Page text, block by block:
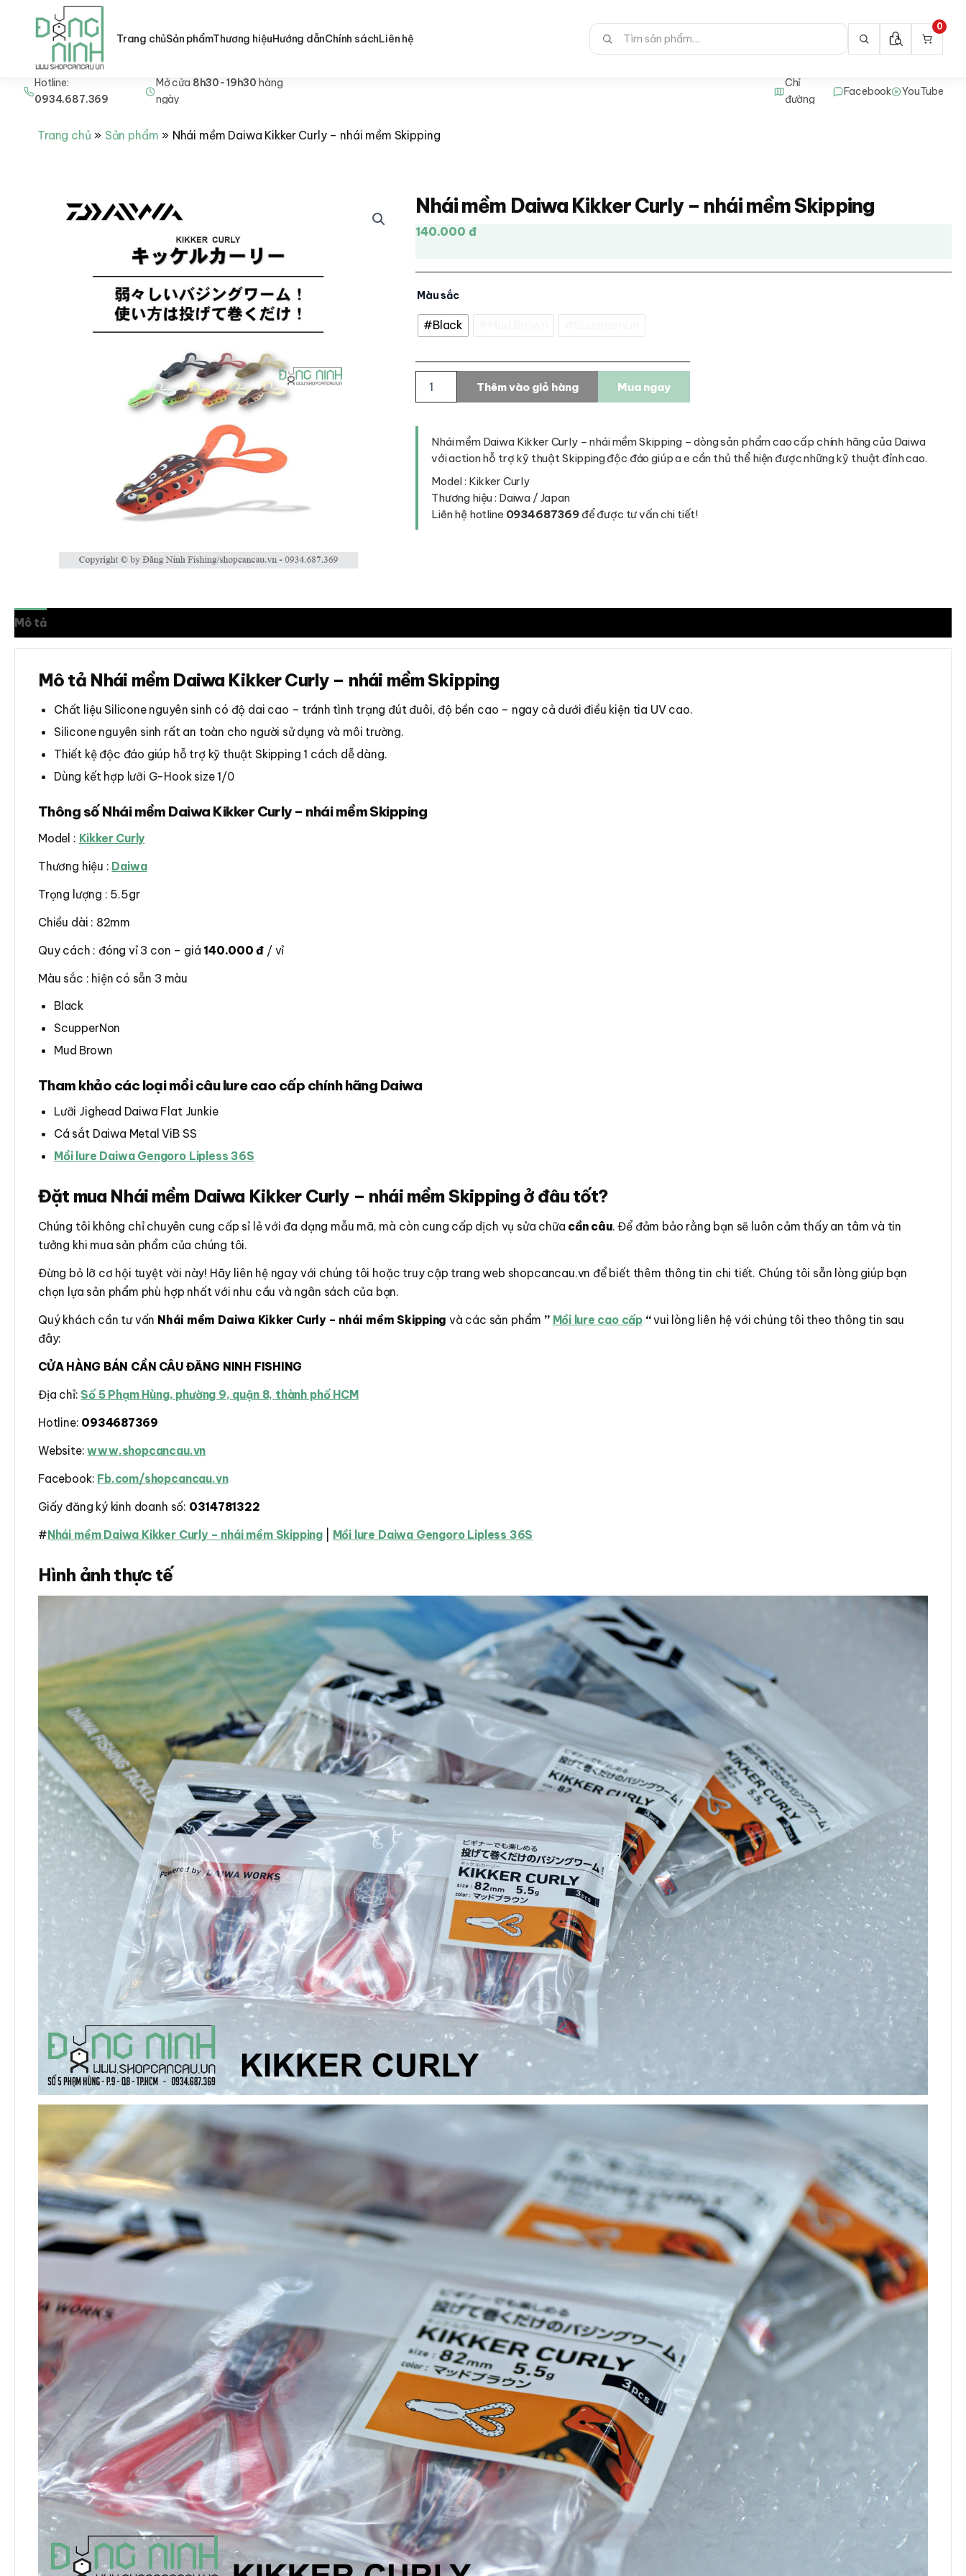
Nhảy Hotline:
0934.687.369
Mở cửa8h30-19h30hàng
ngày
Chỉ
đường
Facebook YouTube
Trang chủSản phẩmThương hiệuHướng dẫnChính sáchLiên hệ
Tìm
kiếm:
0
Trang chủ Sản phẩm Nhái mềm Daiwa Kikker Curly – nhái mềm Skipping
Nhái mềm Daiwa Kikker Curly – nhái mềm Skipping
140.000 đ
Màu sắc
#Black
mềm
Daiwa
Curly
nhái
mềm
Skipping
lượng
Thêm vào giỏ hàng Mua ngay
Nhái mềm Daiwa Kikker Curly – nhái mềm Skipping – dòng sản phẩm cao cấp chính hãng của Daiwa
với action hỗ trợ kỹ thuật Skipping độc đáo giúp a e cần thủ thể hiện được những kỹ thuật đỉnh cao.
Model : Kikker Curly
Thương hiệu : Daiwa / Japan
Liên hệ hotline 0934687369để được tư vấn chi tiết!
Mô tả
Mô tả Nhái mềm Daiwa Kikker Curly – nhái mềm Skipping
Chất liệu Silicone nguyên sinh có độ dai cao – tránh tình trạng đút đuôi, độ bền cao – ngay cả dưới điều kiện tia UV cao.
Silicone nguyên sinh rất an toàn cho người sử dụng và môi trường.
Thiết kệ độc đáo giúp hỗ trợ kỹ thuật Skipping 1 cách dễ dàng.
Dùng kết hợp lưỡi G-Hook size 1/0
Thông số Nhái mềm Daiwa Kikker Curly – nhái mềm Skipping
Model : Kikker Curly
Thương hiệu : Daiwa
Trọng lượng : 5.5gr
Chiều dài : 82mm
Quy cách : đóng vỉ 3 con – giá 140.000 đ / vỉ
Màu sắc : hiện có sẵn 3 màu
Black
ScupperNon
Mud Brown
Tham khảo các loại mồi câu lure cao cấp chính hãng Daiwa
Lưỡi Jighead Daiwa Flat Junkie
Cá sắt Daiwa Metal ViB SS
Mồi lure Daiwa Gengoro Lipless 36S
Đặt mua Nhái mềm Daiwa Kikker Curly – nhái mềm Skipping ở đâu tốt?
Chúng tôi không chỉ chuyên cung cấp sỉ lẻ với đa dạng mẫu mã, mà còn cung cấp dịch vụ sửa chữa cần câu. Để đảm bảo rằng bạn sẽ luôn cảm thấy an tâm và tin
tưởng khi mua sản phẩm của chúng tôi.
Đừng bỏ lỡ cơ hội tuyệt vời này! Hãy liên hệ ngay với chúng tôi hoặc truy cập trang web shopcancau.vn để biết thêm thông tin chi tiết. Chúng tôi sẵn lòng giúp bạn
chọn lựa sản phẩm phù hợp nhất với nhu cầu và ngân sách của bạn.
Quý khách cần tư vấn Nhái mềm Daiwa Kikker Curly – nhái mềm Skipping và các sản phẩm ” Mồi lure cao cấp“vui lòng liên hệ với chúng tôi theo thông tin sau
đây:
CỬA HÀNG BÁN CẦN CÂU ĐĂNG NINH FISHING
Địa chỉ: Số 5 Phạm Hùng, phường 9, quận 8, thành phố HCM
Hotline: 0934687369
Website:www.shopcancau.vn
Facebook: Fb.com/shopcancau.vn
Giấy đăng ký kinh doanh số: 0314781322
#Nhái mềm Daiwa Kikker Curly – nhái mềm Skipping Mồi lure Daiwa Gengoro Lipless 36S
Hình ảnh thực tế